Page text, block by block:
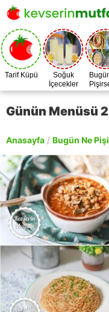
Tarif Küpü
Soğuk
İçecekler
Günün Menüsü
Anasayfa / Bugün Ne